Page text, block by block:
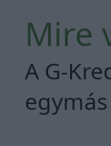
Mire
A G-